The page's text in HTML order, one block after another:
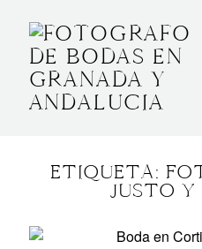
ETIQUETA:
JUSTO Y